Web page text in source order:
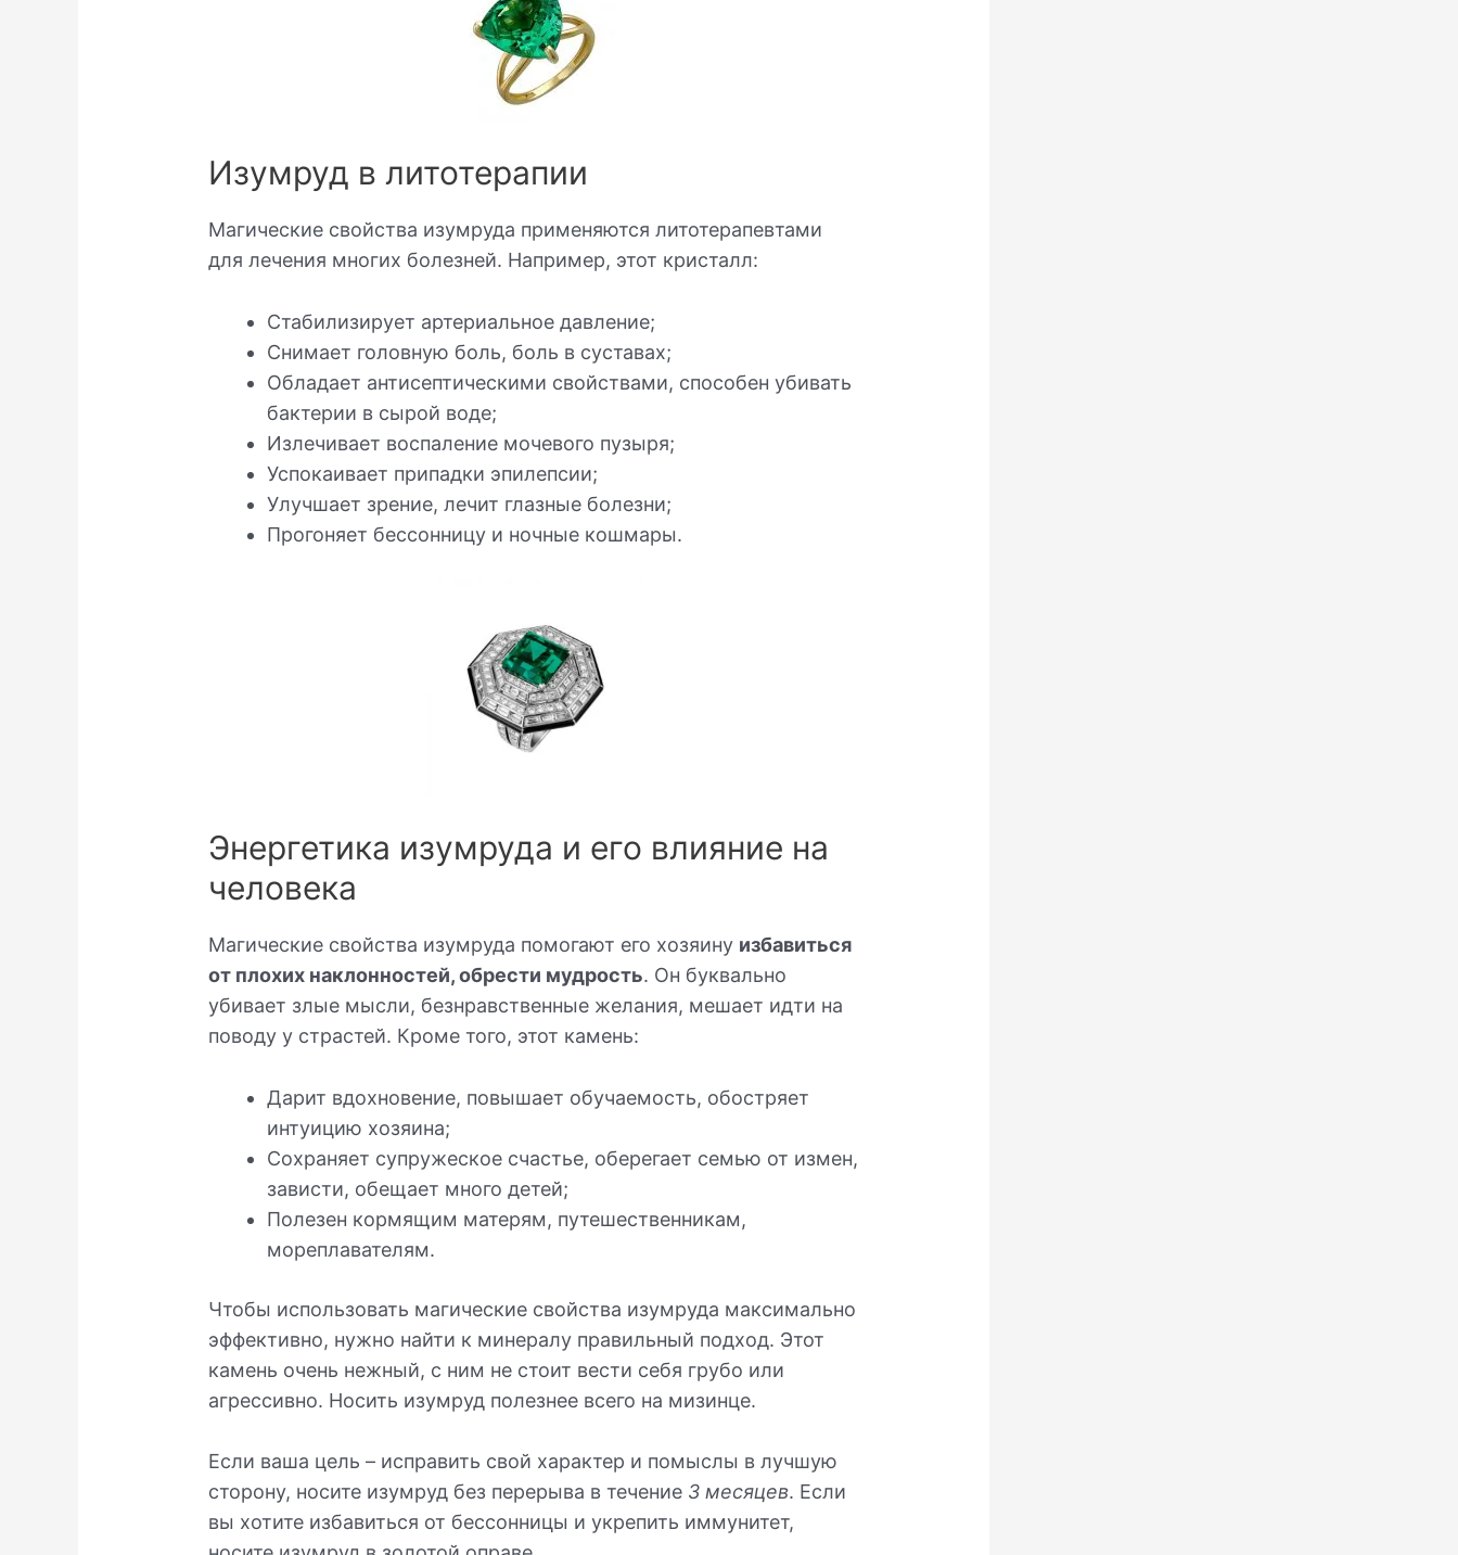
Изумруд в литотерапии
Магические свойства изумруда применяются литотерапевтами
для лечения многих болезней. Например, этот кристалл:
Стабилизирует артериальное давление;
Снимает головную боль, боль в суставах;
Обладает антисептическими свойствами, способен убивать
бактерии в сырой воде;
Излечивает воспаление мочевого пузыря;
Успокаивает припадки эпилепсии;
Улучшает зрение, лечит глазные болезни;
Прогоняет бессонницу и ночные кошмары.
Энергетика изумруда и его влияние на
человека
Магические свойства изумруда помогают его хозяину избавиться
от плохих наклонностей, обрести мудрость. Он буквально
убивает злые мысли, безнравственные желания, мешает идти на
поводу у страстей. Кроме того, этот камень:
Дарит вдохновение, повышает обучаемость, обостряет
интуицию хозяина;
Сохраняет супружеское счастье, оберегает семью от измен,
зависти, обещает много детей;
Полезен кормящим матерям, путешественникам,
мореплавателям.
Чтобы использовать магические свойства изумруда максимально
эффективно, нужно найти к минералу правильный подход. Этот
камень очень нежный, с ним не стоит вести себя грубо или
агрессивно. Носить изумруд полезнее всего на мизинце.
Если ваша цель – исправить свой характер и помыслы в лучшую
сторону, носите изумруд без перерыва в течение 3 месяцев. Если
вы хотите избавиться от бессонницы и укрепить иммунитет,